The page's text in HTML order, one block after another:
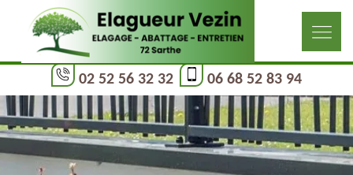
02 52 56 32 32 06 68 52 83 94